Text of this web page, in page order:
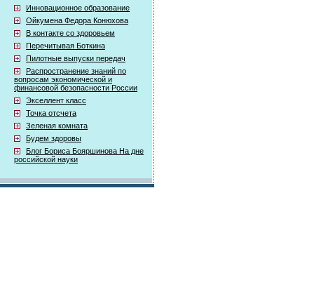
Инновационное образование
Ойкумена Федора Конюхова
В контакте со здоровьем
Перечитывая Боткина
Пилотные выпуски передач
Распространение знаний по
вопросам экономической и
финансовой безопасности России
Экселлент класс
Точка отсчета
Зеленая комната
Будем здоровы
Блог Бориса Бояршинова На дне
российской науки